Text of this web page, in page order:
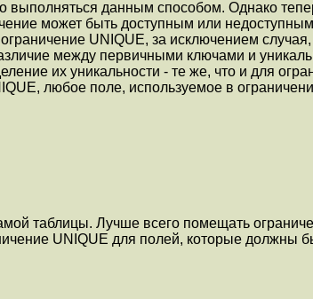
выполняться данным способом. Однако
может быть доступным или
UNIQUE, за исключением
между первичными ключами и
их уникальности - те же, что и для
любое поле, используемое в
таблицы. Лучше всего помещать
UNIQUE для полей, которые должны